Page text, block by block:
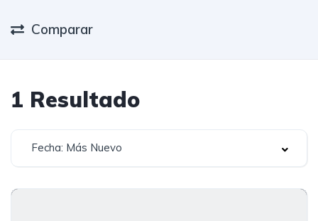
Comparar
1 Resultado
Fecha: Más Nuevo